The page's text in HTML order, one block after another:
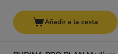
Añadir a la cesta